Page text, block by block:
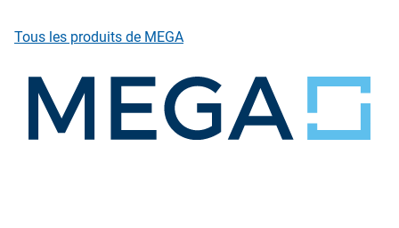
Tous les produits de MEGA